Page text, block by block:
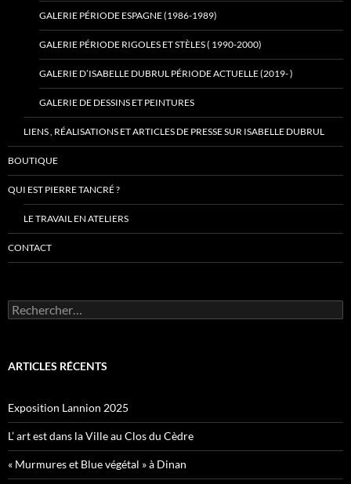
GALERIE PÉRIODE ESPAGNE (1986-1989)
GALERIE PÉRIODE RIGOLES ET STÈLES ( 1990-2000)
GALERIE D’ISABELLE DUBRUL PÉRIODE ACTUELLE (2019- )
GALERIE DE DESSINS ET PEINTURES
LIENS , RÉALISATIONS ET ARTICLES DE PRESSE SUR ISABELLE DUBRUL
BOUTIQUE
QUI EST PIERRE TANCRÉ ?
LE TRAVAIL EN ATELIERS
CONTACT
Rechercher :
ARTICLES RÉCENTS
Exposition Lannion 2025
L’ art est dans la Ville au Clos du Cèdre
« Murmures et Blue végétal » à Dinan